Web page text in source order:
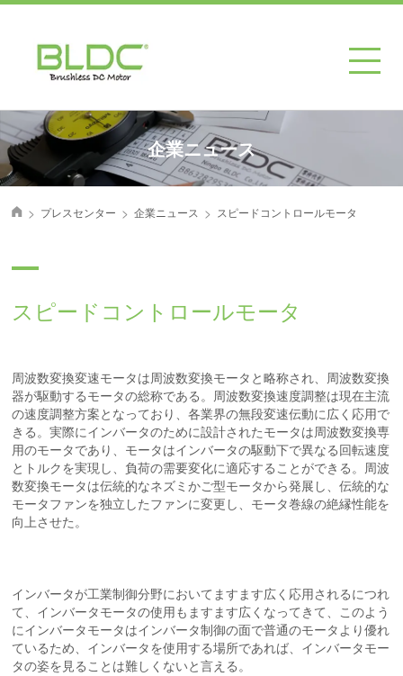
企業ニュース
首页
> プレスセンター > 企業ニュース > スピードコントロールモータ
スピードコントロールモータ
周波数変換変速モータは周波数変換モータと略称され、周波数変換
器が駆動するモータの総称である。周波数変換速度調整は現在主流
の速度調整方案となっており、各業界の無段変速伝動に広く応用で
きる。実際にインバータのために設計されたモータは周波数変換専
用のモータであり、モータはインバータの駆動下で異なる回転速度
とトルクを実現し、負荷の需要変化に適応することができる。周波
数変換モータは伝統的なネズミかご型モータから発展し、伝統的な
モータファンを独立したファンに変更し、モータ巻線の絶縁性能を
向上させた。
インバータが工業制御分野においてますます広く応用されるにつれ
て、インバータモータの使用もますます広くなってきて、このよう
にインバータモータはインバータ制御の面で普通のモータより優れ
ているため、インバータを使用する場所であれば、インバータモー
タの姿を見ることは難しくないと言える。